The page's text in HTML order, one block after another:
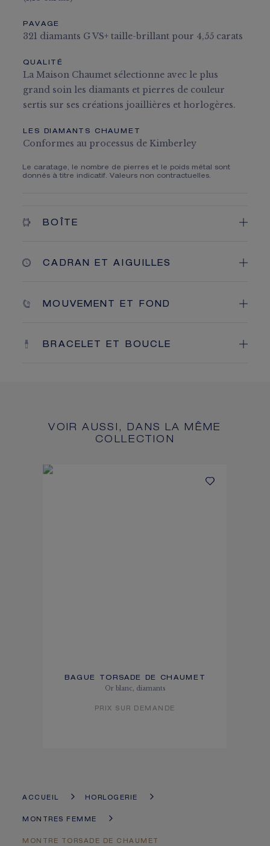
PAVAGE
321 diamants G VS+ taille-brillant pour 4,55 carats
QUALITÉ
La Maison Chaumet sélectionne avec le plus
grand soin les diamants et pierres de couleur
sertis sur ses créations joaillières et horlogères.
LES DIAMANTS CHAUMET
Conformes au processus de Kimberley
Le caratage, le nombre de pierres et le poids métal sont
donnés à titre indicatif. Valeurs non contractuelles.
BOÎTE
CADRAN ET AIGUILLES
MOUVEMENT ET FOND
BRACELET ET BOUCLE
VOIR AUSSI, DANS LA MÊME
COLLECTION
BAGUE TORSADE DE CHAUMET
Or blanc, diamants
PRIX SUR DEMANDE
ACCUEIL HORLOGERIE
MONTRES FEMME
MONTRE TORSADE DE CHAUMET